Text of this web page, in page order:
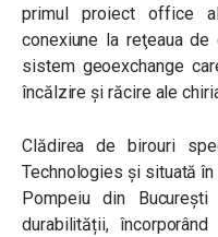
primul proiect office
conexiune la reţeaua
sistem geoexchange
încălzire și răcire ale
Clădirea de birouri
Technologies și situată
Pompeiu din
durabilității,